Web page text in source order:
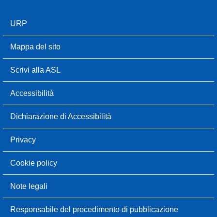
URP
Mappa del sito
Scrivi alla ASL
Accessibilità
Dichiarazione di Accessibilità
Privacy
Cookie policy
Note legali
Responsabile del procedimento di pubblicazione